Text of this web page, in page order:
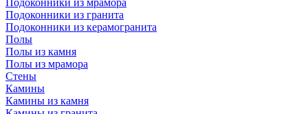
Подоконники из мрамора
Подоконники из гранита
Подоконники из керамогранита
Полы
Полы из камня
Полы из мрамора
Стены
Камины
Камины из камня